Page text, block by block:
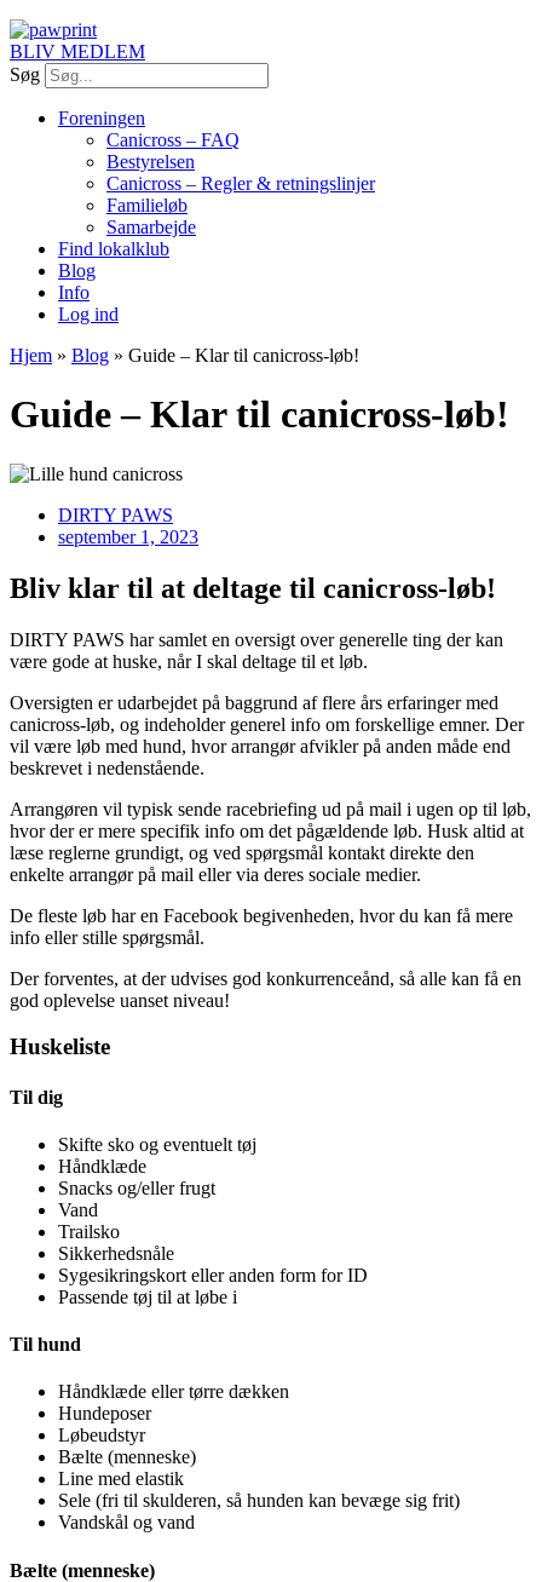
BLIV MEDLEM
Søg
Foreningen
Canicross – FAQ
Bestyrelsen
Canicross – Regler & retningslinjer
Familieløb
Samarbejde
Find lokalklub
Blog
Info
Log ind
Hjem » Blog » Guide – Klar til canicross-løb!
Guide – Klar til canicross-løb!
DIRTY PAWS
september 1, 2023
Bliv klar til at deltage til canicross-løb!
DIRTY PAWS har samlet en oversigt over generelle ting der kan
være gode at huske, når I skal deltage til et løb.
Oversigten er udarbejdet på baggrund af flere års erfaringer med
canicross-løb, og indeholder generel info om forskellige emner. Der
vil være løb med hund, hvor arrangør afvikler på anden måde end
beskrevet i nedenstående.
Arrangøren vil typisk sende racebriefing ud på mail i ugen op til løb,
hvor der er mere specifik info om det pågældende løb. Husk altid at
læse reglerne grundigt, og ved spørgsmål kontakt direkte den
enkelte arrangør på mail eller via deres sociale medier.
De fleste løb har en Facebook begivenheden, hvor du kan få mere
info eller stille spørgsmål.
Der forventes, at der udvises god konkurrenceånd, så alle kan få en
god oplevelse uanset niveau!
Huskeliste
Til dig
Skifte sko og eventuelt tøj
Håndklæde
Snacks og/eller frugt
Vand
Trailsko
Sikkerhedsnåle
Sygesikringskort eller anden form for ID
Passende tøj til at løbe i
Til hund
Håndklæde eller tørre dækken
Hundeposer
Løbeudstyr
Bælte (menneske)
Line med elastik
Sele (fri til skulderen, så hunden kan bevæge sig frit)
Vandskål og vand
Bælte (menneske)